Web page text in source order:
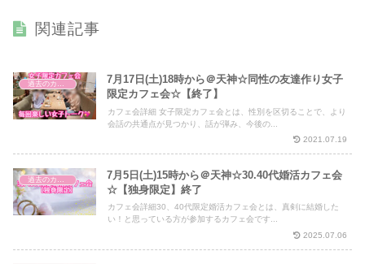
関連記事
7月17日(土)18時から＠天神☆同性の友達作り女子
限定カフェ会☆【終了】
カフェ会詳細 女子限定カフェ会とは、性別を区切ることで、より
会話の共通点が見つかり、話が弾み、今後の...
2021.07.19
7月5日(土)15時から＠天神☆30.40代婚活カフェ会
☆【独身限定】終了
カフェ会詳細30、40代限定婚活カフェ会とは、真剣に結婚した
い！と思っている方が参加するカフェ会です...
2025.07.06